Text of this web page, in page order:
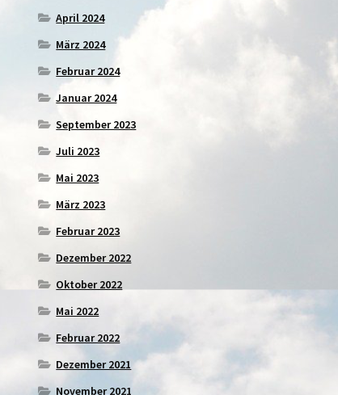
April 2024
März 2024
Februar 2024
Januar 2024
September 2023
Juli 2023
Mai 2023
März 2023
Februar 2023
Dezember 2022
Oktober 2022
Mai 2022
Februar 2022
Dezember 2021
November 2021